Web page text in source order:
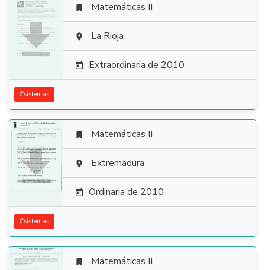

 Matemáticas II
 La Rioja
 Extraordinaria de 2010
#sistemas

 Matemáticas II
 Extremadura
 Ordinaria de 2010
#sistemas
 Matemáticas II